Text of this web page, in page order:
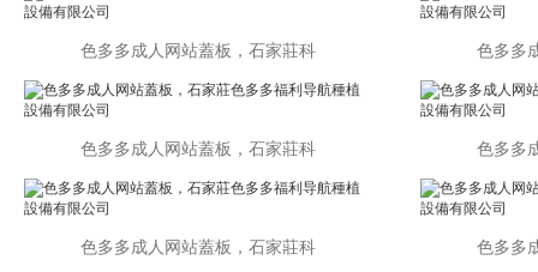
色多多成人网站蓋板，石家莊科 色多多
色多多成人网站蓋板，石家莊科 色多多
色多多成人网站蓋板，石家莊科 色多多